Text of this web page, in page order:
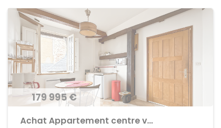
179 995 €
Achat Appartement centre ville